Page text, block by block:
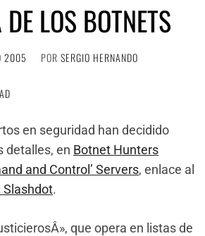
LOS BOTNETS
2005 POR SERGIO HERNANDO
en seguridad han decidido
detalles, en Botnet Hunters
and Control’ Servers, enlace al
Slashdot.
que opera en listas de